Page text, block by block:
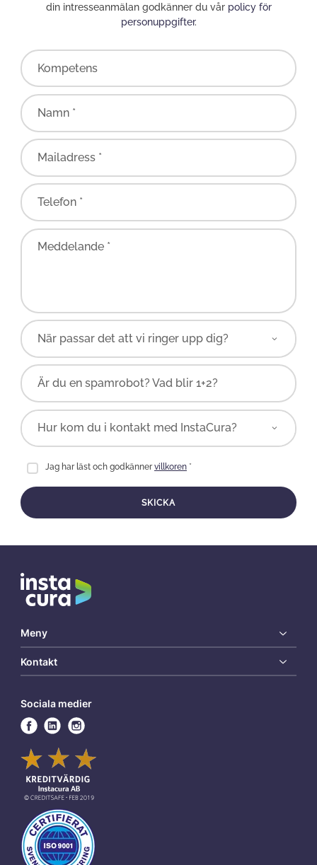
din intresseanmälan godkänner du vår policy för
personuppgifter.
Kompetens
Namn *
Mailadress *
Telefon *
Meddelande *
Är du en spamrobot? Vad blir 1+2?
Jag har läst och godkännervillkoren*
SKICKA
Meny
Kontakt
Sociala medier